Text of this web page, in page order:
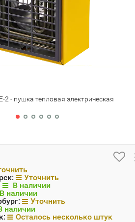
2 - пушка тепловая электрическая
Уточнить
В наличии
В наличии
Уточнить
наличии
Осталось несколько штук